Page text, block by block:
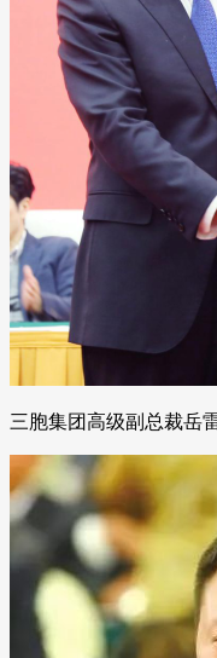
三胞集团高级副总裁岳